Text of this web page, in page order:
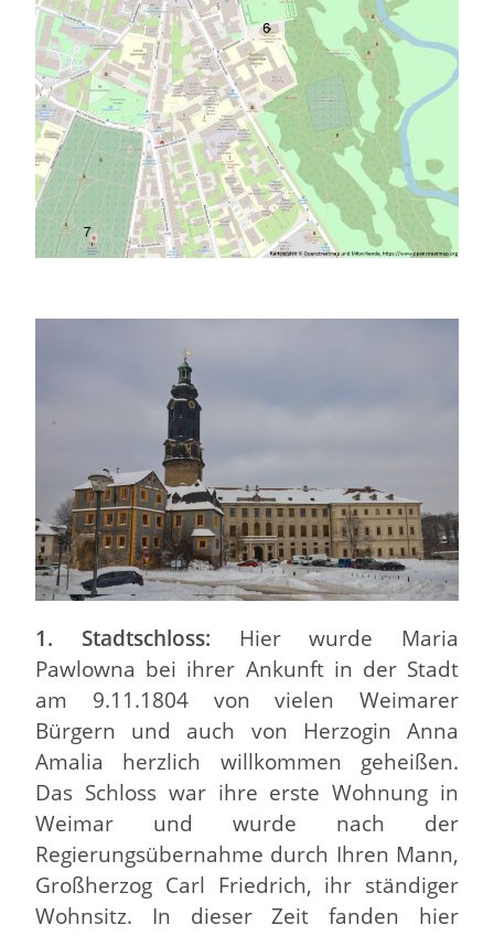
1. Stadtschloss: Hier wurde Maria
Pawlowna bei ihrer Ankunft in der Stadt
am 9.11.1804 von vielen Weimarer
Bürgern und auch von Herzogin Anna
Amalia herzlich willkommen geheißen.
Das Schloss war ihre erste Wohnung in
Weimar und wurde nach der
Regierungsübernahme durch Ihren Mann,
Großherzog Carl Friedrich, ihr ständiger
Wohnsitz. In dieser Zeit fanden hier